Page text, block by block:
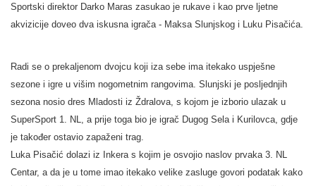
Sportski direktor Darko Maras zasukao je rukave i kao prve ljetne
akvizicije doveo dva iskusna igrača - Maksa Slunjskog i Luku Pisačića.
Radi se o prekaljenom dvojcu koji iza sebe ima itekako uspješne
sezone i igre u višim nogometnim rangovima. Slunjski je posljednjih
sezona nosio dres Mladosti iz Ždralova, s kojom je izborio ulazak u
SuperSport 1. NL, a prije toga bio je igrač Dugog Sela i Kurilovca, gdje
je također ostavio zapaženi trag.
Luka Pisačić dolazi iz Inkera s kojim je osvojio naslov prvaka 3. NL
Centar, a da je u tome imao itekako velike zasluge govori podatak kako